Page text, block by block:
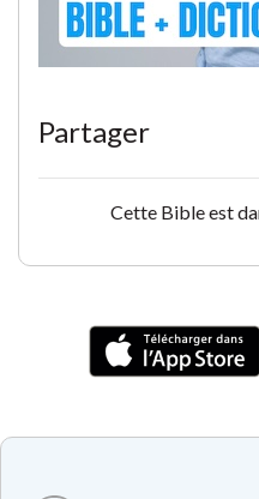
Partager
Cette Bible est